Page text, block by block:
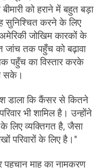
को हराने में बहुत बड़ा
सुनिश्चित करने के लिए
जोखिम कारकों के
जांच तक पहुँच को बढ़ावा
पहुँच का विस्तार करके
सके।
डाला कि कैंसर से कितने
भी शामिल है। उन्होंने
के लिए व्यक्तिगत है, जैसा
परिवारों के लिए है।"
पहचान माह का नामकरण